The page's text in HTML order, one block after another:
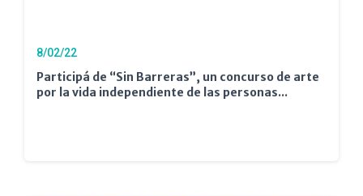
8/02/22
Participá de “Sin Barreras”, un concurso de arte
por la vida independiente de las personas...